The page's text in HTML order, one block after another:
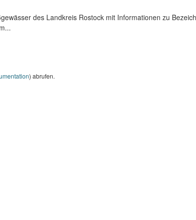
des Landkreis Rostock mit Informationen zu
) abrufen.